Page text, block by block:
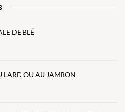
DE BLÉ
LARD OU AU JAMBON